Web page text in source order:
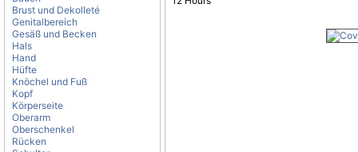
Brust und Dekolleté
Genitalbereich
Gesäß und Becken
Hals
Hand
Hüfte
Knöchel und Fuß
Kopf
Körperseite
Oberarm
Oberschenkel
Rücken